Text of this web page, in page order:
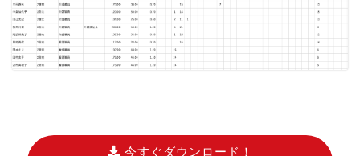
今すぐダウンロード！